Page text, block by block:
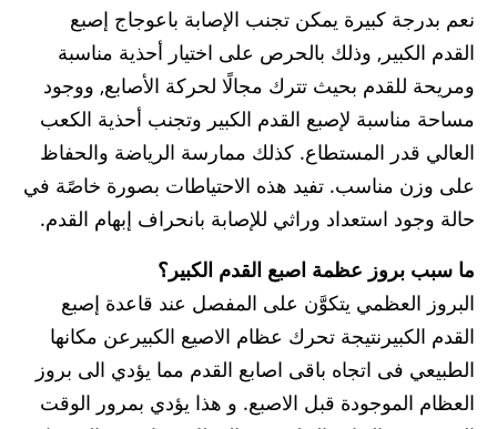
نعم بدرجة كبيرة يمكن تجنب الإصابة باعوجاج إصبع
القدم الكبير, وذلك بالحرص على اختيار أحذية مناسبة
ومريحة للقدم بحيث تترك مجالًا لحركة الأصابع, ووجود
مساحة مناسبة لإصبع القدم الكبير وتجنب أحذية الكعب
العالي قدر المستطاع. كذلك ممارسة الرياضة والحفاظ
على وزن مناسب. تفيد هذه الاحتياطات بصورة خاصًة في
حالة وجود استعداد وراثي للإصابة بانحراف إبهام القدم.
ما سبب بروز عظمة اصبع القدم الكبير؟
البروز العظمي يتكوَّن على المفصل عند قاعدة إصبع
القدم الكبيرنتيجة تحرك عظام الاصيع الكبيرعن مكانها
الطبيعي فى اتجاه باقى اصابع القدم مما يؤدي الى بروز
العظام الموجودة قبل الاصبع. و هذا يؤدي بمرور الوقت